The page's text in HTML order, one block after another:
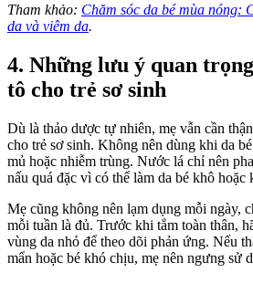
Tham khảo: Chăm sóc da bé mùa nóng:
da và viêm da.
4. Những lưu ý quan
tô cho trẻ sơ sinh
Dù là thảo dược tự nhiên, mẹ vẫn cần
cho trẻ sơ sinh. Không nên dùng khi da
mủ hoặc nhiễm trùng. Nước lá chỉ nên
nấu quá đặc vì có thể làm da bé khô hoặc
Mẹ cũng không nên lạm dụng mỗi ngày,
mỗi tuần là đủ. Trước khi tắm toàn thân,
vùng da nhỏ để theo dõi phản ứng. Nếu
mẩn hoặc bé khó chịu, mẹ nên ngưng sử